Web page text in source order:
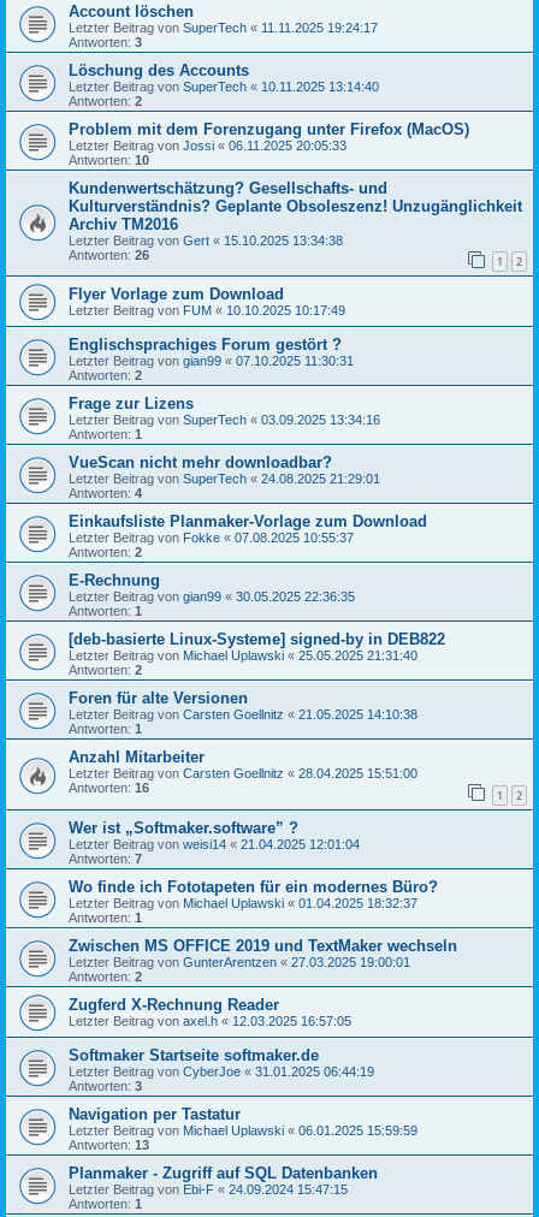
Account löschen
Letzter Beitrag von SuperTech « 11.11.2025 19:24:17
Antworten: 3
Löschung des Accounts
Letzter Beitrag von SuperTech « 10.11.2025 13:14:40
Antworten: 2
Problem mit dem Forenzugang unter Firefox (MacOS)
Letzter Beitrag von Jossi « 06.11.2025 20:05:33
Antworten: 10
Kundenwertschätzung? Gesellschafts- und
Kulturverständnis? Geplante Obsoleszenz! Unzugänglichkeit
Archiv TM2016
Letzter Beitrag von Gert « 15.10.2025 13:34:38
Antworten: 26 1 2
Flyer Vorlage zum Download
Letzter Beitrag von FUM « 10.10.2025 10:17:49
Englischsprachiges Forum gestört ?
Letzter Beitrag von gian99 « 07.10.2025 11:30:31
Antworten: 2
Frage zur Lizens
Letzter Beitrag von SuperTech « 03.09.2025 13:34:16
Antworten: 1
VueScan nicht mehr downloadbar?
Letzter Beitrag von SuperTech « 24.08.2025 21:29:01
Antworten: 4
Einkaufsliste Planmaker-Vorlage zum Download
Letzter Beitrag von Fokke « 07.08.2025 10:55:37
Antworten: 2
E-Rechnung
Letzter Beitrag von gian99 « 30.05.2025 22:36:35
Antworten: 1
[deb-basierte Linux-Systeme] signed-by in DEB822
Letzter Beitrag von Michael Uplawski « 25.05.2025 21:31:40
Antworten: 2
Foren für alte Versionen
Letzter Beitrag von Carsten Goellnitz « 21.05.2025 14:10:38
Antworten: 1
Anzahl Mitarbeiter
Letzter Beitrag von Carsten Goellnitz « 28.04.2025 15:51:00
Antworten: 16 1 2
Wer ist „Softmaker.software” ?
Letzter Beitrag von weisi14 « 21.04.2025 12:01:04
Antworten: 7
Wo finde ich Fototapeten für ein modernes Büro?
Letzter Beitrag von Michael Uplawski « 01.04.2025 18:32:37
Antworten: 1
Zwischen MS OFFICE 2019 und TextMaker wechseln
Letzter Beitrag von GunterArentzen « 27.03.2025 19:00:01
Antworten: 2
Zugferd X-Rechnung Reader
Letzter Beitrag von axel.h « 12.03.2025 16:57:05
Softmaker Startseite softmaker.de
Letzter Beitrag von CyberJoe « 31.01.2025 06:44:19
Antworten: 3
Navigation per Tastatur
Letzter Beitrag von Michael Uplawski « 06.01.2025 15:59:59
Antworten: 13
Planmaker - Zugriff auf SQL Datenbanken
Letzter Beitrag von Ebi-F « 24.09.2024 15:47:15
Antworten: 1